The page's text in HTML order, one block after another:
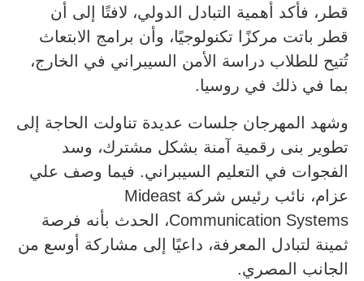
قطر، فأكد أهمية التبادل الدولي، لافتًا إلى أن
قطر باتت مركزًا تكنولوجيًا، وأن برامج الابتعاث
تُتيح للطلاب دراسة الأمن السيبراني في الخارج،
بما في ذلك في روسيا.
وشهد المهرجان جلسات عديدة تناولت الحاجة إلى
تطوير بنى رقمية آمنة بشكل مشترك، وسد
الفجوات في التعليم السيبراني. فيما وصف علي
عزام، نائب رئيس شركة Mideast
Communication Systems، الحدث بأنه فرصة
ثمينة لتبادل المعرفة، داعيًا إلى مشاركة أوسع من
الجانب المصري.